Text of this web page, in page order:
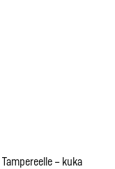
– kuka